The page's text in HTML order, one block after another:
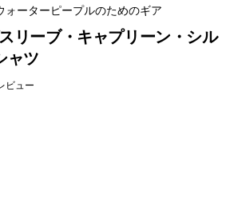
ォーターピープルのためのギア
リーブ・キャプリーン・シル
ャツ
ビュー